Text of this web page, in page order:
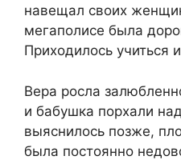
навещал своих
мегаполисе была
Приходилось учиться
Вера росла
и бабушка порхали
выяснилось позже,
была постоянно